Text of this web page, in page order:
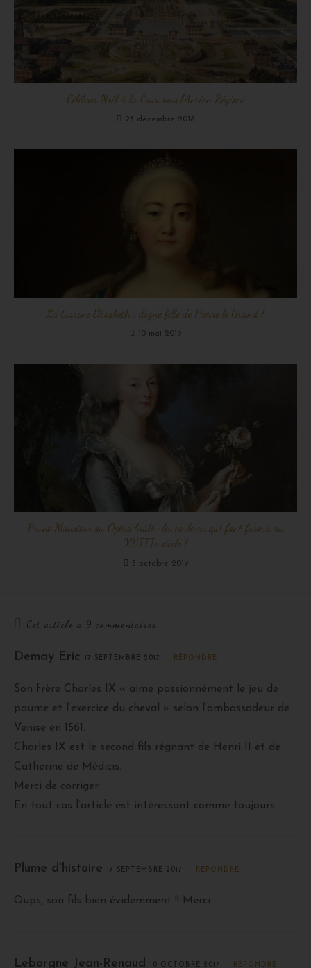
Célébrer Noël à la Cour sous l’Ancien Régime
23 décembre 2018
La tsarine Élisabeth : digne fille de Pierre le Grand !
10 mai 2019
Prune Monsieur ou Opéra brûlé : les couleurs qui font fureur au
XVIIIe siècle !
5 octobre 2019
Cet article a 9 commentaires
Demay Eric 17 SEPTEMBRE 2017 RÉPONDRE
Son frère Charles IX « aime passionnément le jeu de
paume et l’exercice du cheval » selon l’ambassadeur de
Venise en 1561.
Charles IX est le second fils régnant de Henri II et de
Catherine de Médicis.
Merci de corriger.
En tout cas l’article est intéressant comme toujours.
Plume d'histoire 17 SEPTEMBRE 2017 RÉPONDRE
Oups, son fils bien évidemment !! Merci.
Leborgne Jean-Renaud 10 OCTOBRE 2017 RÉPONDRE